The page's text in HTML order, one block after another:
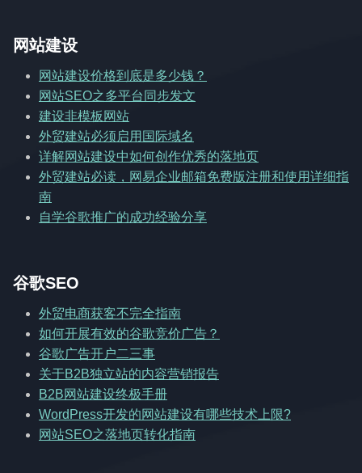
网站建设
网站建设价格到底是多少钱？
网站SEO之多平台同步发文
建设非模板网站
外贸建站必须启用国际域名
详解网站建设中如何创作优秀的落地页
外贸建站必读，网易企业邮箱免费版注册和使用详细指
南
自学谷歌推广的成功经验分享
谷歌SEO
外贸电商获客不完全指南
如何开展有效的谷歌竞价广告？
谷歌广告开户二三事
关于B2B独立站的内容营销报告
B2B网站建设终极手册
WordPress开发的网站建设有哪些技术上限?
网站SEO之落地页转化指南